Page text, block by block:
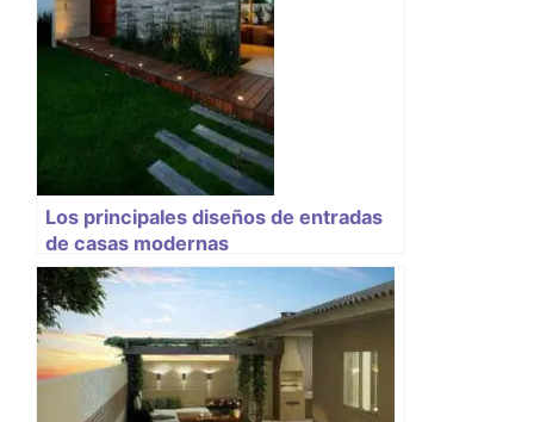
Los principales diseños de entradas
de casas modernas